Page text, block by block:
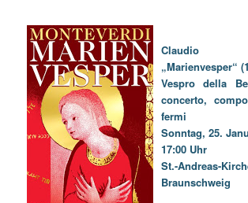
Claudio
„Marienvesper“
Vespro della
concerto,
fermi
Sonntag, 25.
17:00 Uhr
St.-Andreas-
Braunschweig